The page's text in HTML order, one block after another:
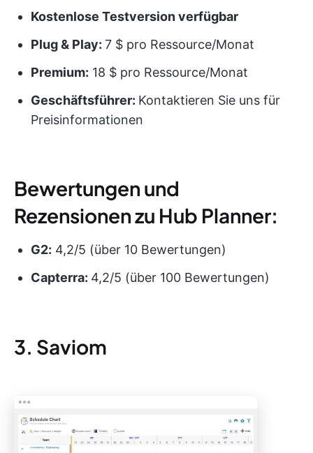
Kostenlose Testversion verfügbar
Plug & Play: 7 $ pro Ressource/Monat
Premium: 18 $ pro Ressource/Monat
Geschäftsführer: Kontaktieren Sie uns für
Preisinformationen
Bewertungen und
Rezensionen zu Hub Planner:
G2: 4,2/5 (über 10 Bewertungen)
Capterra: 4,2/5 (über 100 Bewertungen)
3. Saviom